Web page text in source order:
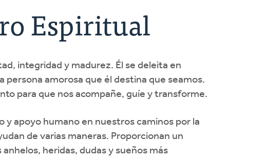
Espiritual
integridad y madurez. Él se deleita en
amorosa que él destina que seamos.
para que nos acompañe, guíe y transforme.
apoyo humano en nuestros caminos por la
de varias maneras. Proporcionan un
heridas, dudas y sueños más